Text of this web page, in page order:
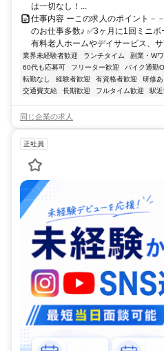
は一切なし！...
仕事内容 ーこの求人のポイント－
のお仕事多数♪ ✅3ヶ月に1回ミニボ
有料老人ホームやデイサービス、
業界未経験者歓迎 ランチタイム 副業・W
60代も応募可
フリーター歓迎 バイク通勤
転勤なし
経験者歓迎 有資格者歓迎 研修あ
交通費支給
長期歓迎 フルタイム歓迎 駅
同じ企業の求人
正社員